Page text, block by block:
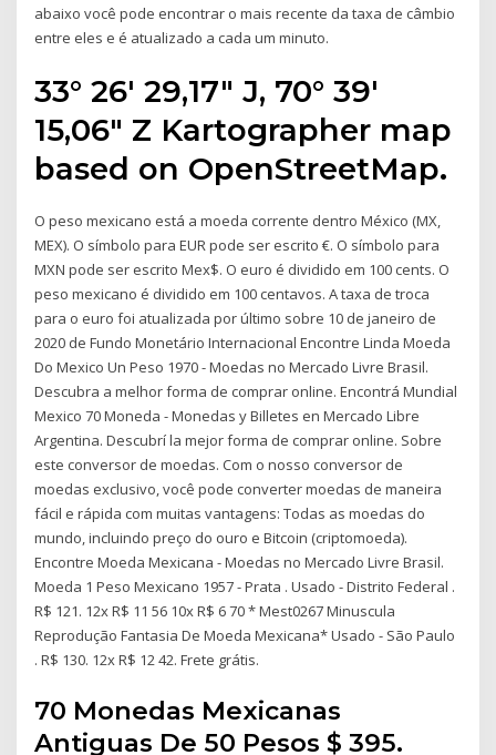
abaixo você pode encontrar o mais recente da taxa de câmbio
entre eles e é atualizado a cada um minuto.
33° 26′ 29,17″ J, 70° 39′
15,06″ Z Kartographer map
based on OpenStreetMap.
O peso mexicano está a moeda corrente dentro México (MX,
MEX). O símbolo para EUR pode ser escrito €. O símbolo para
MXN pode ser escrito Mex$. O euro é dividido em 100 cents. O
peso mexicano é dividido em 100 centavos. A taxa de troca
para o euro foi atualizada por último sobre 10 de janeiro de
2020 de Fundo Monetário Internacional Encontre Linda Moeda
Do Mexico Un Peso 1970 - Moedas no Mercado Livre Brasil.
Descubra a melhor forma de comprar online. Encontrá Mundial
Mexico 70 Moneda - Monedas y Billetes en Mercado Libre
Argentina. Descubrí la mejor forma de comprar online. Sobre
este conversor de moedas. Com o nosso conversor de
moedas exclusivo, você pode converter moedas de maneira
fácil e rápida com muitas vantagens: Todas as moedas do
mundo, incluindo preço do ouro e Bitcoin (criptomoeda).
Encontre Moeda Mexicana - Moedas no Mercado Livre Brasil.
Moeda 1 Peso Mexicano 1957 - Prata . Usado - Distrito Federal .
R$ 121. 12x R$ 11 56 10x R$ 6 70 * Mest0267 Minuscula
Reprodução Fantasia De Moeda Mexicana* Usado - São Paulo
. R$ 130. 12x R$ 12 42. Frete grátis.
70 Monedas Mexicanas
Antiguas De 50 Pesos $ 395.